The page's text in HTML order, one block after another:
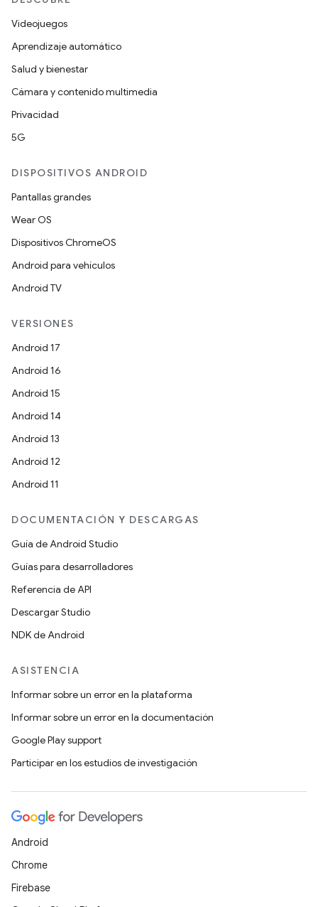
Videojuegos
Aprendizaje automático
Salud y bienestar
Cámara y contenido multimedia
Privacidad
5G
DISPOSITIVOS ANDROID
Pantallas grandes
Wear OS
Dispositivos ChromeOS
Android para vehículos
Android TV
VERSIONES
Android 17
Android 16
Android 15
Android 14
Android 13
Android 12
Android 11
DOCUMENTACIÓN Y DESCARGAS
Guía de Android Studio
Guías para desarrolladores
Referencia de API
Descargar Studio
NDK de Android
ASISTENCIA
Informar sobre un error en la plataforma
Informar sobre un error en la documentación
Google Play support
Participar en los estudios de investigación
Android
Chrome
Firebase